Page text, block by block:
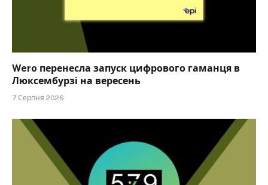
Wero перенесла запуск цифрового гаманця в
Люксембурзі на вересень
7 Серпня 2026